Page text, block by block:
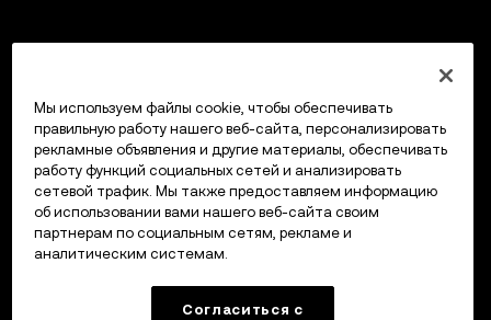
Мы используем файлы cookie, чтобы обеспечивать
правильную работу нашего веб-сайта, персонализировать
рекламные объявления и другие материалы, обеспечивать
работу функций социальных сетей и анализировать
сетевой трафик. Мы также предоставляем информацию
об использовании вами нашего веб-сайта своим
партнерам по социальным сетям, рекламе и
аналитическим системам.
Согласиться с